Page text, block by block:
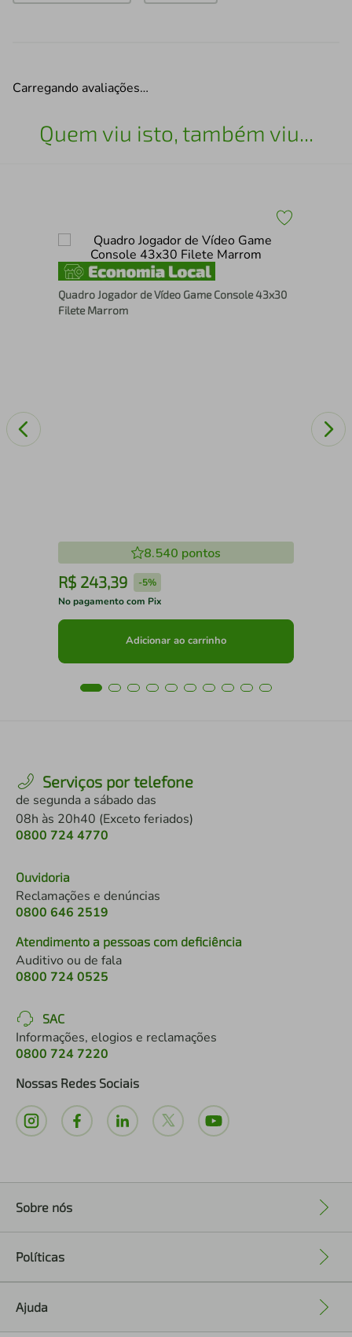
Carregando avaliações…
Quem viu isto, também viu...
Quadro Jogador de Vídeo Game Console 43x30
Filete Marrom
8.540 pontos
R$ 243,39 -5%
No pagamento com Pix
Adicionar ao carrinho
Serviços por telefone
de segunda a sábado das
08h às 20h40 (Exceto feriados)
0800 724 4770
Ouvidoria
Reclamações e denúncias
0800 646 2519
Atendimento a pessoas com deficiência
Auditivo ou de fala
0800 724 0525
SAC
Informações, elogios e reclamações
0800 724 7220
Nossas Redes Sociais
Sobre nós
Políticas
Ajuda